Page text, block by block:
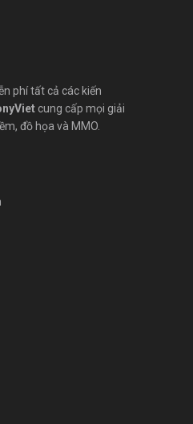
phí tất cả các kiến
cung cấp mọi giải
đồ họa và MMO.